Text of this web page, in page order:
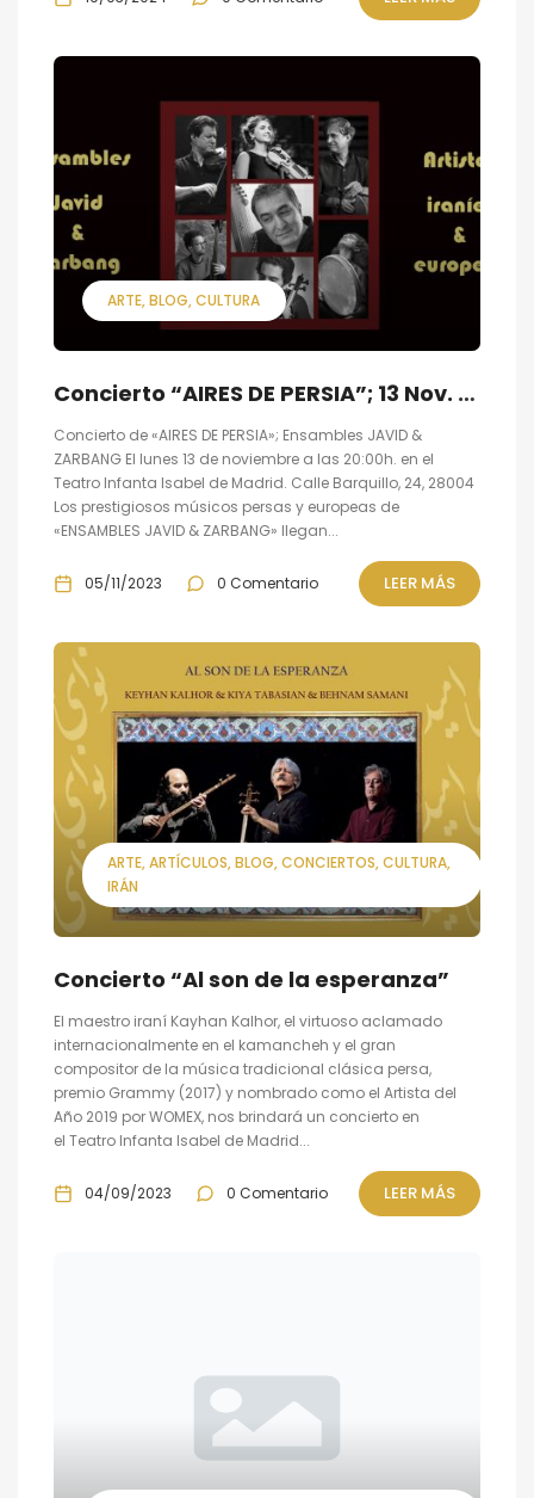
ARTE BLOG CULTURA
Concierto “AIRES DE PERSIA”; 13 Nov. en Teatro Infanta Isabel Madrid
Concierto de «AIRES DE PERSIA»; Ensambles JAVID &
ZARBANG El lunes 13 de noviembre a las 20:00h. en el
Teatro Infanta Isabel de Madrid. Calle Barquillo, 24, 28004
Los prestigiosos músicos persas y europeas de
«ENSAMBLES JAVID & ZARBANG» llegan...
05/11/2023 0 Comentario LEER MÁS
ARTE ARTÍCULOS BLOG CONCIERTOS CULTURA
IRÁN
Concierto “Al son de la esperanza”
El maestro iraní Kayhan Kalhor, el virtuoso aclamado
internacionalmente en el kamancheh y el gran
compositor de la música tradicional clásica persa,
premio Grammy (2017) y nombrado como el Artista del
Año 2019 por WOMEX, nos brindará un concierto en
el Teatro Infanta Isabel de Madrid...
04/09/2023 0 Comentario LEER MÁS